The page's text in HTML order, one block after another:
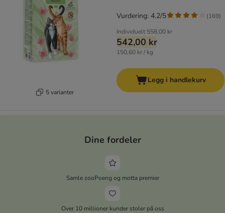
5 varianter
Individuelt 558,00 kr
542,00 kr
150,60 kr / kg
Vurdering: 4.2/5 (169)
Legg i handlekurv
Dine fordeler
Samle zooPoeng og motta premier
Over 10 millioner kunder stoler på oss